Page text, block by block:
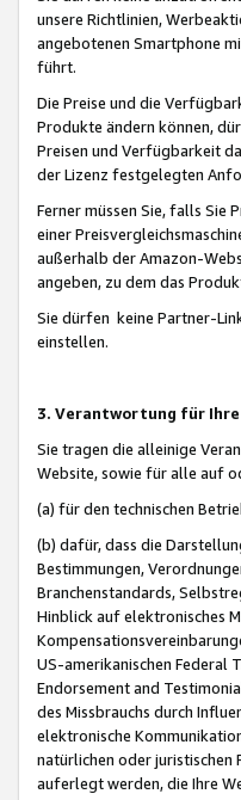
unsere Richtlinien,
angebotenen Smartphone
führt.
Die Preise und die
Produkte ändern können,
Preisen und Verfügbarkeit
der Lizenz festgelegten
Ferner müssen Sie, falls Sie
einer
außerhalb der Amazon-
angeben, zu dem das
Sie dürfen keine Partner-
einstellen.
3. Verantwortung für
Sie tragen die alleinige
Website, sowie für alle auf
(a) für den technischen
(b) dafür, dass die
Bestimmungen,
Branchenstandards,
Hinblick auf elektronisches
US-amerikanischen Federal
Endorsement and
des Missbrauchs durch
elektronische
natürlichen oder juristischen
auferlegt werden, die Ihre